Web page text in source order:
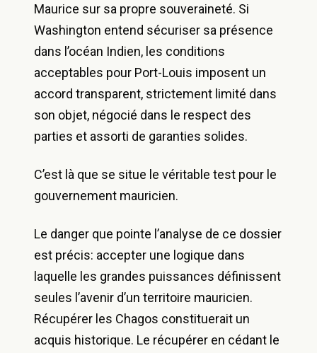
Maurice sur sa propre souveraineté. Si
Washington entend sécuriser sa présence
dans l’océan Indien, les conditions
acceptables pour Port-Louis imposent un
accord transparent, strictement limité dans
son objet, négocié dans le respect des
parties et assorti de garanties solides.
C’est là que se situe le véritable test pour le
gouvernement mauricien.
Le danger que pointe l’analyse de ce dossier
est précis: accepter une logique dans
laquelle les grandes puissances définissent
seules l’avenir d’un territoire mauricien.
Récupérer les Chagos constituerait un
acquis historique. Le récupérer en cédant le